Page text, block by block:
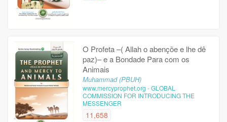
O Profeta –( Allah o abençõe e lhe dê
paz)– e a Bondade Para com os
Animais
Muhammad (PBUH)
www.mercyprophet.org - GLOBAL
COMMISSION FOR INTRODUCING THE
MESSENGER
11,658